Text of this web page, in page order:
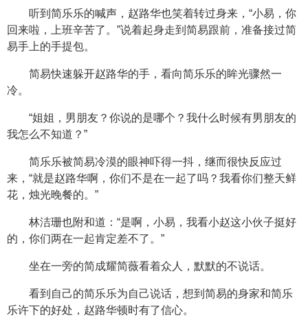
听到简乐乐的喊声，赵路华也笑着转过身来，“小易，你
回来啦，上班辛苦了。”说着起身走到简易跟前，准备接过简
易手上的手提包。
简易快速躲开赵路华的手，看向简乐乐的眸光骤然一
冷。
“姐姐，男朋友？你说的是哪个？我什么时候有男朋友的
我怎么不知道？”
简乐乐被简易冷漠的眼神吓得一抖，继而很快反应过
来，“就是赵路华啊，你们不是在一起了吗？我看你们整天鲜
花，烛光晚餐的。”
林洁珊也附和道：“是啊，小易，我看小赵这小伙子挺好
的，你们两在一起肯定差不了。”
坐在一旁的简成耀简薇看着众人，默默的不说话。
看到自己的简乐乐为自己说话，想到简易的身家和简乐
乐许下的好处，赵路华顿时有了信心。